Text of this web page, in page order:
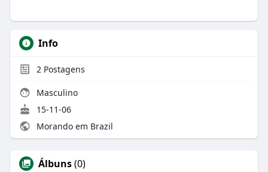
Info
2 Postagens
Masculino
15-11-06
Morando em Brazil
Álbuns(0)